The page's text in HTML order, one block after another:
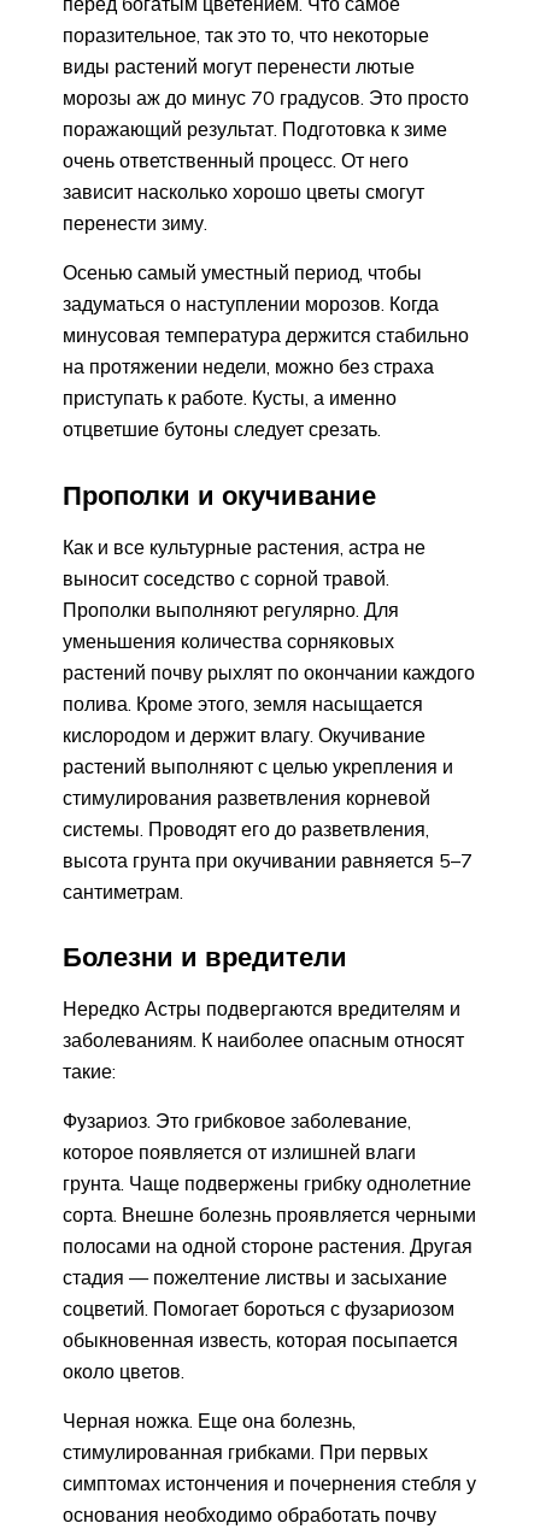
поразительное, так это то, что некоторые
виды растений могут перенести лютые
морозы аж до минус 70 градусов. Это просто
поражающий результат. Подготовка к зиме
очень ответственный процесс. От него
зависит насколько хорошо цветы смогут
перенести зиму.
Осенью самый уместный период, чтобы
задуматься о наступлении морозов. Когда
минусовая температура держится стабильно
на протяжении недели, можно без страха
приступать к работе. Кусты, а именно
отцветшие бутоны следует срезать.
Прополки и окучивание
Как и все культурные растения, астра не
выносит соседство с сорной травой.
Прополки выполняют регулярно. Для
уменьшения количества сорняковых
растений почву рыхлят по окончании каждого
полива. Кроме этого, земля насыщается
кислородом и держит влагу. Окучивание
растений выполняют с целью укрепления и
стимулирования разветвления корневой
системы. Проводят его до разветвления,
высота грунта при окучивании равняется 5–7
сантиметрам.
Болезни и вредители
Нередко Астры подвергаются вредителям и
заболеваниям. К наиболее опасным относят
такие:
Фузариоз. Это грибковое заболевание,
которое появляется от излишней влаги
грунта. Чаще подвержены грибку однолетние
сорта. Внешне болезнь проявляется черными
полосами на одной стороне растения. Другая
стадия — пожелтение листвы и засыхание
соцветий. Помогает бороться с фузариозом
обыкновенная известь, которая посыпается
около цветов.
Черная ножка. Еще она болезнь,
стимулированная грибками. При первых
симптомах истончения и почернения стебля у
основания необходимо обработать почву